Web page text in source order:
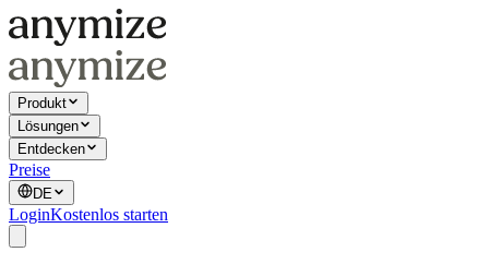
Produkt
Lösungen
Entdecken
Preise
DE
LoginKostenlos starten